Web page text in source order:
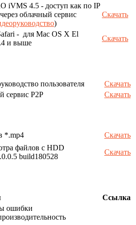
iVMS 4.5 - доступ как по IP
облачный сервис
)
Скачать
- для Mac OS X El
и выше
Скачать
пользователя
Скачать
сервис P2P Скачать
*.mp4
Скачать
файлов с HDD
build180528
Скачать
Ссылка
ошибки